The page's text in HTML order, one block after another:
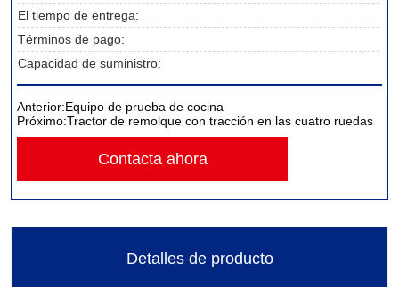
El tiempo de entrega:
Términos de pago:
Capacidad de suministro:
Anterior:Equipo de prueba de cocina
Próximo:Tractor de remolque con tracción en las cuatro ruedas
Contacta ahora
Detalles de producto